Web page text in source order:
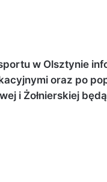
w Olsztynie
oraz po
i Żołnierskiej